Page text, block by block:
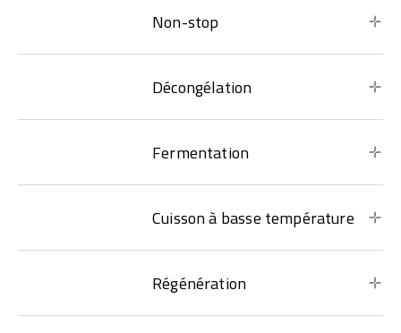
Non-stop
Décongélation
Fermentation
Cuisson à basse température
Régénération